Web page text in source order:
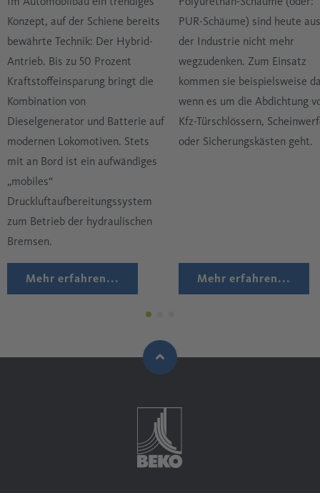
Konzept, auf der Schiene bereits
bewährte Technik: Der Hybrid-
Antrieb. Bis zu 50 Prozent
Kraftstoffeinsparung bringt die
Kombination von
Dieselgenerator und Batterie auf
modernen Lokomotiven. Stets
mit an Bord ist ein aufwändiges
„mobiles“
Druckluftaufbereitungssystem
zum Betrieb der hydraulischen
Bremsen.
Mehr erfahren...
PUR-Schäume) sind heute aus
der Industrie nicht mehr
wegzudenken. Zum Einsatz
kommen sie beispielsweise
wenn es um die Abdichtung
Kfz-Türschlössern,
oder Sicherungskästen geht.
Mehr erfahren...